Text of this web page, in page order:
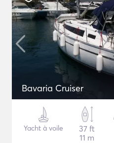
Bavaria Cruiser
Yacht à voile
37 ft
11 m